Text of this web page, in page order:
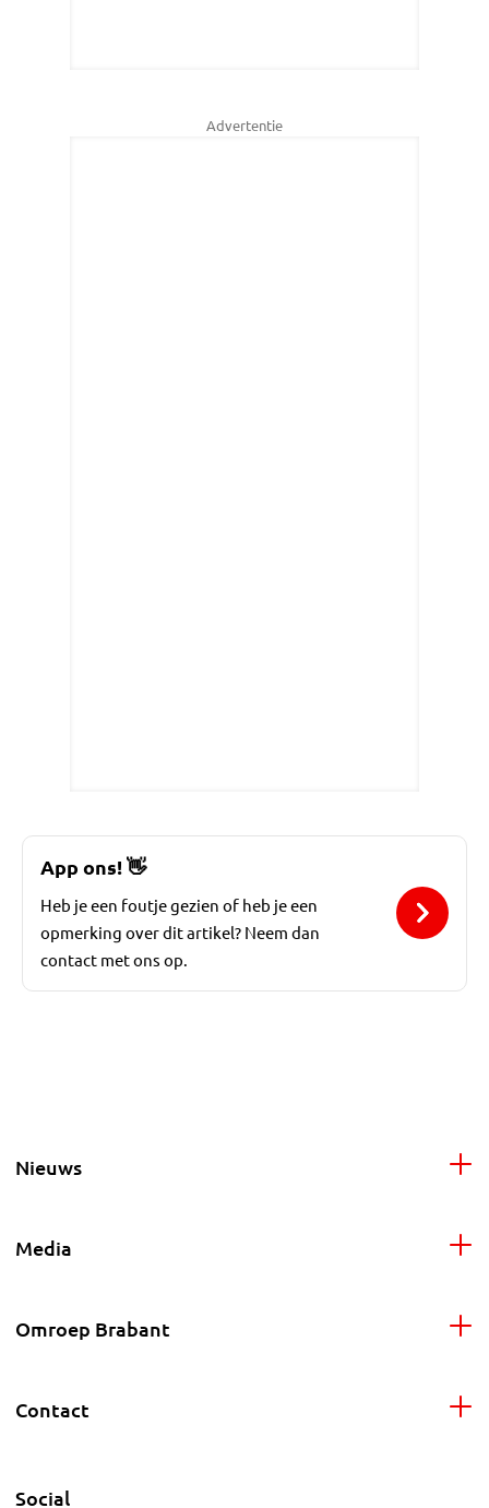
Advertentie
App ons!👋
Heb je een foutje gezien of heb je een
opmerking over dit artikel? Neem dan
contact met ons op.
Nieuws
Media
Omroep Brabant
Contact
Social